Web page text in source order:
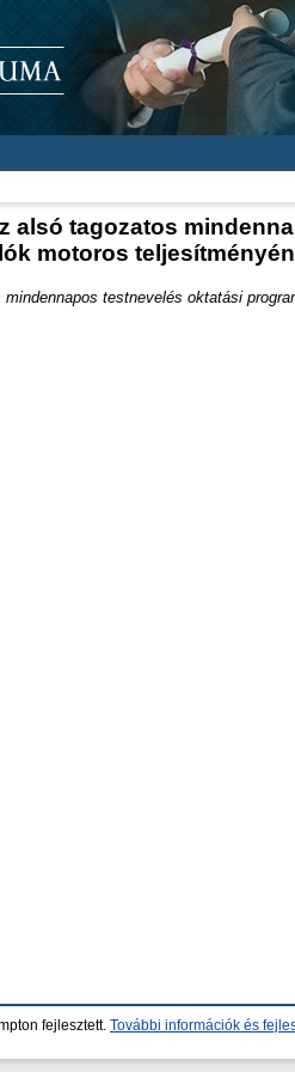
alsó tagozatos
motoros
testnevelés oktatási
fejlesztett. További információk és